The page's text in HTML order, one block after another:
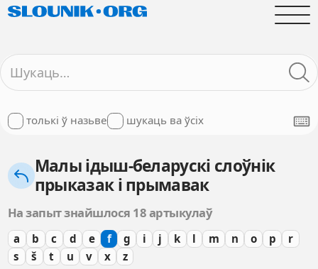
толькі ў назьве шукаць ва ўсіх
Малы ідыш-беларускі слоўнік
прыказак і прымавак
На запыт знайшлося 18 артыкулаў
a b c d e f g i j k l m n o p
r
s
š t u v x z